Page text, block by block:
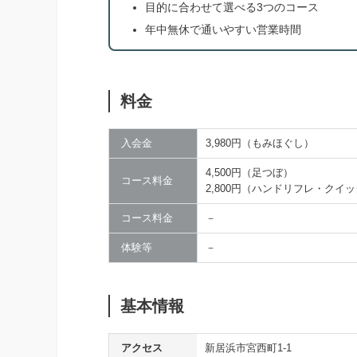
目的に合わせて選べる3つのコース
年中無休で通いやすい営業時間
料金
入会金 3,980円（もみほぐし）
コース料金
4,500円（足つぼ）
2,800円（ハンドリフレ・クイッ
コース料金 －
体験等 －
基本情報
アクセス 新居浜市宮西町1-1